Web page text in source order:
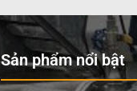
7 bar
1/4” (Kết nối
3/4” (Kết nối
Sản phẩm nổi bật